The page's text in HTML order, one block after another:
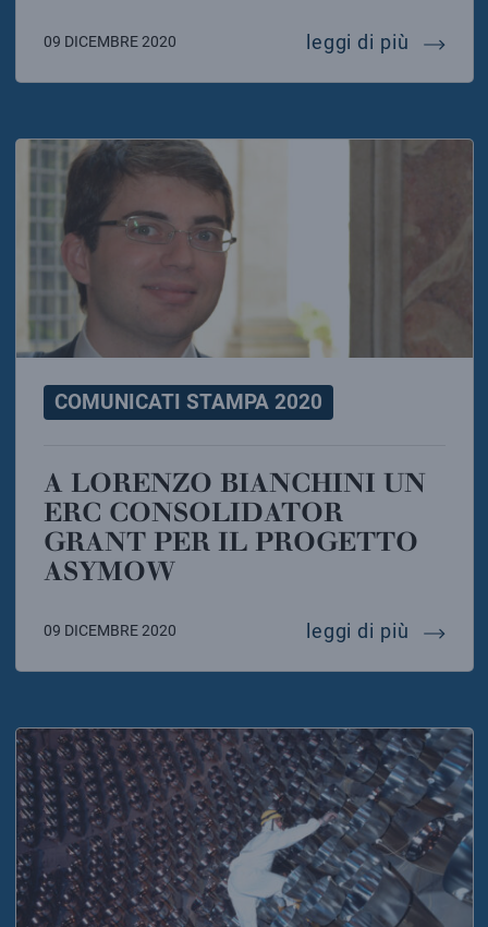
09 DICEMBRE 2020 leggi di più un
COMUNICATI STAMPA 2020
A LORENZO BIANCHINI UN
ERC CONSOLIDATOR
GRANT PER IL PROGETTO
ASYMOW
09 DICEMBRE 2020 leggi di più a